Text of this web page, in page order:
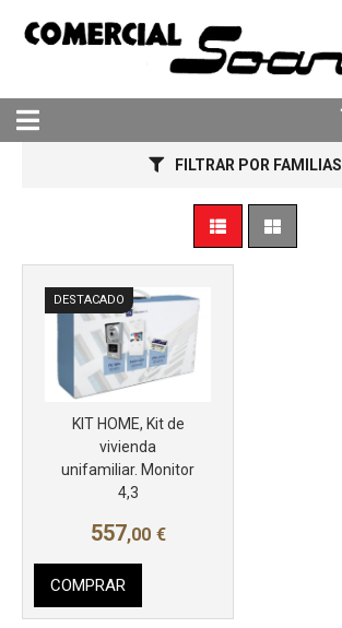
FILTRAR POR FAMILIAS
DESTACADO
KIT HOME, Kit de
vivienda
unifamiliar. Monitor
4,3
557,00 €
COMPRAR
Más info